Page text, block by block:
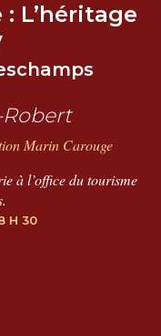
L’héritage
Marin Carouge
à l’office du tourisme
H 30